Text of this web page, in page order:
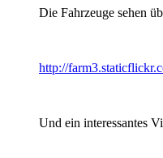
Die Fahrzeuge sehen
http://
Und ein interessantes